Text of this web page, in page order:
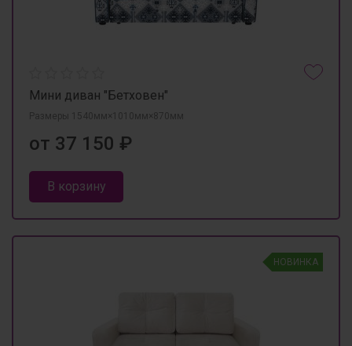
Мини диван "Бетховен"
Размеры 1540мм×1010мм×870мм
от 37 150 ₽
В корзину
НОВИНКА